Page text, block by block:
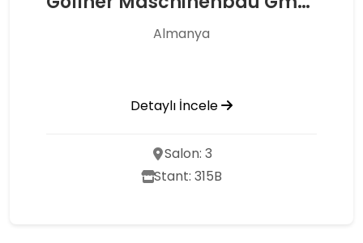
Almanya
Detaylı İncele
Salon: 3
Stant: 315B